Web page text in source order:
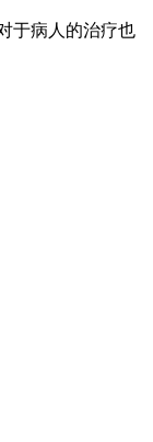
于病人的治疗也